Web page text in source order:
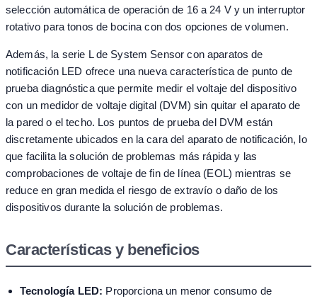
selección automática de operación de 16 a 24 V y un interruptor
rotativo para tonos de bocina con dos opciones de volumen.
Además, la serie L de System Sensor con aparatos de
notificación LED ofrece una nueva característica de punto de
prueba diagnóstica que permite medir el voltaje del dispositivo
con un medidor de voltaje digital (DVM) sin quitar el aparato de
la pared o el techo. Los puntos de prueba del DVM están
discretamente ubicados en la cara del aparato de notificación, lo
que facilita la solución de problemas más rápida y las
comprobaciones de voltaje de fin de línea (EOL) mientras se
reduce en gran medida el riesgo de extravío o daño de los
dispositivos durante la solución de problemas.
Características y beneficios
Tecnología LED: Proporciona un menor consumo de